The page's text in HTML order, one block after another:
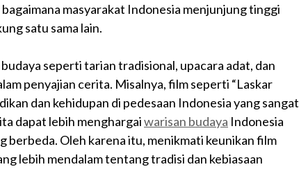
masyarakat Indonesia menjunjung tinggi
satu sama lain.
seperti tarian tradisional, upacara adat, dan
penyajian cerita. Misalnya, film seperti “Laskar
dan kehidupan di pedesaan Indonesia yang sangat
dapat lebih menghargaiwarisan budaya Indonesia
berbeda. Oleh karena itu, menikmati keunikan film
lebih mendalam tentang tradisi dan kebiasaan